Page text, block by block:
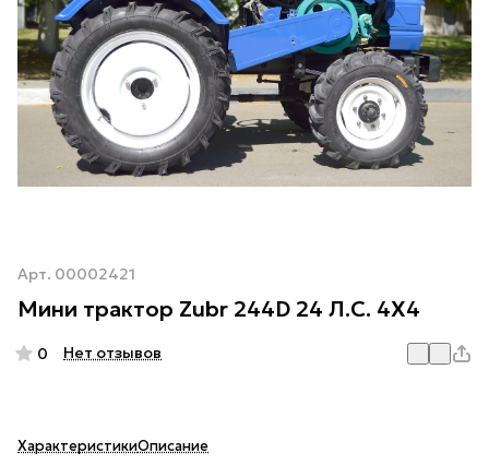
Арт. 00002421
Мини трактор Zubr 244D 24 Л.С. 4Х4
0 Нет отзывов
ХарактеристикиОписание